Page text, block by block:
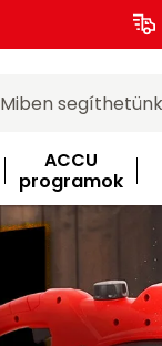
ACCU
programok